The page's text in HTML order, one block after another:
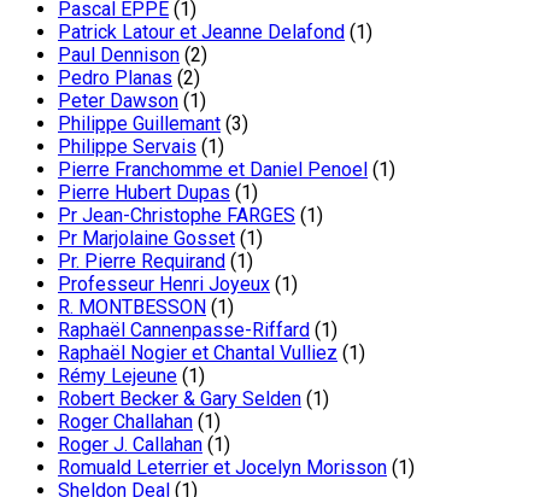
Pascal EPPE (1)
Patrick Latour et Jeanne Delafond (1)
Paul Dennison (2)
Pedro Planas (2)
Peter Dawson (1)
Philippe Guillemant (3)
Philippe Servais (1)
Pierre Franchomme et Daniel Penoel (1)
Pierre Hubert Dupas (1)
Pr Jean-Christophe FARGES (1)
Pr Marjolaine Gosset (1)
Pr. Pierre Requirand (1)
Professeur Henri Joyeux (1)
R. MONTBESSON (1)
Raphaël Cannenpasse-Riffard (1)
Raphaël Nogier et Chantal Vulliez (1)
Rémy Lejeune (1)
Robert Becker & Gary Selden (1)
Roger Challahan (1)
Roger J. Callahan (1)
Romuald Leterrier et Jocelyn Morisson (1)
Sheldon Deal (1)